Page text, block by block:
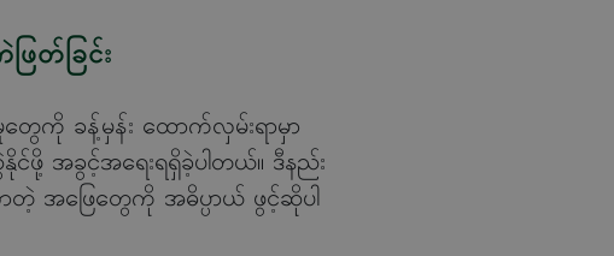
ြတ်ခြင်း
တွေကို ခန့်မှန်း ထောက်လှမ်းရာမှာ
င်ဖို့ အခွင့်အရေးရရှိခဲ့ပါတယ်။ ဒီနည်း
ာတဲ့ အဖြေတွေကို အဓိပ္ပာယ် ဖွင့်ဆိုပါ